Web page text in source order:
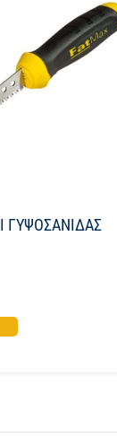
ΓΥΨΟΣΑΝΙΔΑΣ